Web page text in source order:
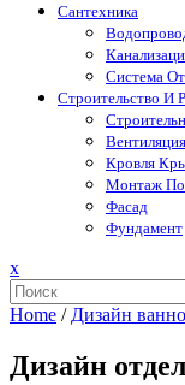
Сантехника
Система
Строительство И
Вентиляция
Кровля
Монтаж
Фасад
Фундамент
xЗакрыть
меню
Home / Дизайн
Дизайн